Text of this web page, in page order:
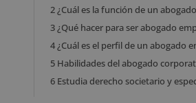
2¿Cuál es la función de un
3¿Qué hacer para ser abogado
4¿Cuál es el perfil de un abogado
5Habilidades del abogado
6Estudia derecho societario y